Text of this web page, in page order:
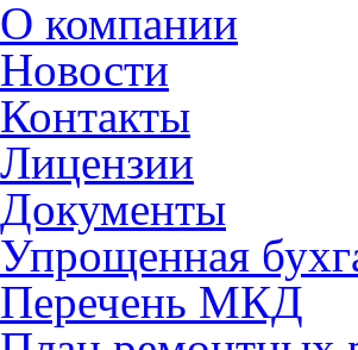
О компании
Новости
Контакты
Лицензии
Документы
Упрощенная
Перечень МКД